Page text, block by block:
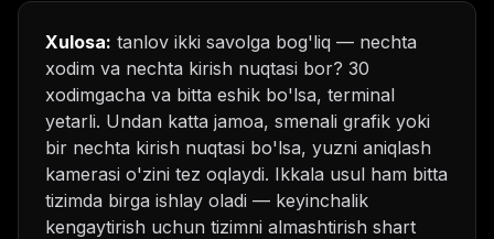
Xulosa: tanlov ikki savolga bog'liq — nechta
xodim va nechta kirish nuqtasi bor? 30
xodimgacha va bitta eshik bo'lsa, terminal
yetarli. Undan katta jamoa, smenali grafik yoki
bir nechta kirish nuqtasi bo'lsa, yuzni aniqlash
kamerasi o'zini tez oqlaydi. Ikkala usul ham bitta
tizimda birga ishlay oladi — keyinchalik
kengaytirish uchun tizimni almashtirish shart